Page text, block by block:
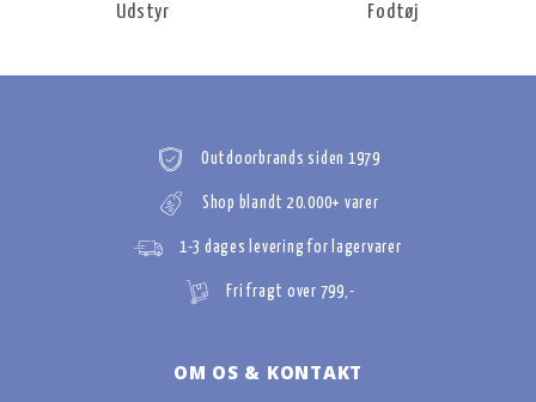
Udstyr Fodtøj
Outdoorbrands siden 1979
Shop blandt 20.000+ varer
1-3 dages levering for lagervarer
Fri fragt over 799,-
OM OS & KONTAKT